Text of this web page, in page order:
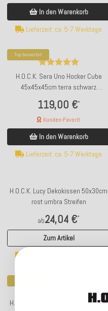
In den Warenkorb
Lieferzeit: ca. 5-7 Werktage
Top bewertet
H.O.C.K. Sera Uno Hocker Cube
45x45x45cm terra schwarz
119,00 €*
Kunden-Favorit
In den Warenkorb
Lieferzeit: ca. 5-7 Werktage
H.O.C.K. Lucy Dekokissen 50x30cm
rost umbra Streifen
ab24,04 €*
Zum Artikel
Top bewertet
H.O.C.K. Lucy Dekokissen 50x50cm